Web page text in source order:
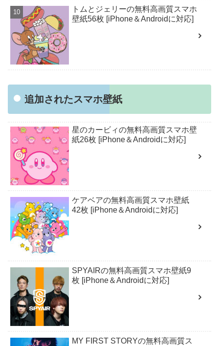
トムとジェリーの無料高画質スマホ
壁紙56枚 [iPhone＆Androidに対応]
追加されたスマホ壁紙
星のカービィの無料高画質スマホ壁
紙26枚 [iPhone＆Androidに対応]
ケアベアの無料高画質スマホ壁紙
42枚 [iPhone＆Androidに対応]
SPYAIRの無料高画質スマホ壁紙9
枚 [iPhone＆Androidに対応]
MY FIRST STORYの無料高画質ス